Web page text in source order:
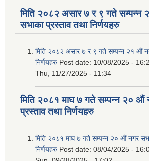
मिति २०८२ असार ७ र ९ गते सम्पन्न
सभाका प्रस्ताव तथा निर्णयहरु
मिति २०८२ असार ७ र ९ गते सम्पन्न २१ औं
निर्णयहरु Post date: 10/08/2025 -
Thu, 11/27/2025 - 11:34
मिति २०८१ माघ ७ गते सम्पन्न २० औं
प्रस्ताव तथा निर्णयहरु
मिति २०८१ माघ ७ गते सम्पन्न २० औं नगर
निर्णयहरु Post date: 08/04/2025 -